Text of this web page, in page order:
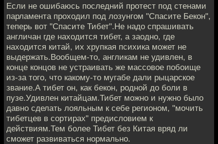
Если не ошибаюсь последний протест под стенами
парламента проходил под лозунгом "Спасите Бекон",
теперь вот "Спасите Тибет".Не надо спрашивать
англичан где находится тибет, а заодно, где
находится китай, их хрупкая психика может не
выдержать.Вообщем-то, англикам не удивлен, в
конце концов не устраивать же массовое побоище
из-за того, что какому-то мугабе дали рыцарское
звание.А тибет он, как бекон, родной до боли в
пузе.Удивлен китайцам.Тибет можно и нужно было
давно сделать лояльным к себе регионом, "мочить
тибетцев в сортирах" предисловием к
действиям.Тем более Тибет без Китая вряд ли
сможет развиваться нормально.